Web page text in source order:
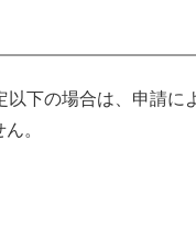
下の場合は、申請に
。